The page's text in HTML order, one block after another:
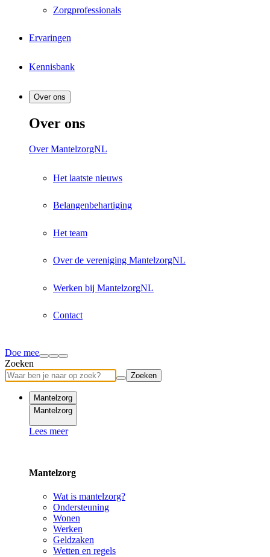
Zorgprofessionals
Ervaringen
Kennisbank
Over ons
Over ons
Over MantelzorgNL
Het laatste nieuws
Belangenbehartiging
Het team
Over de vereniging MantelzorgNL
Werken bij MantelzorgNL
Contact
Doe mee
Zoeken
Zoeken
Mantelzorg
Mantelzorg
Lees meer
Mantelzorg
Wat is mantelzorg?
Ondersteuning
Wonen
Werken
Geldzaken
Wetten en regels